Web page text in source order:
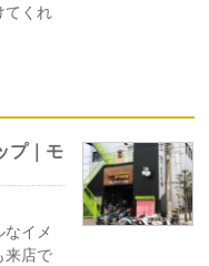
てくれ
プ｜モ
イメ
来店で